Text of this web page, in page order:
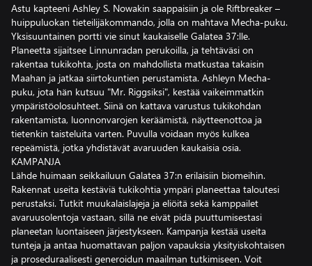
Astu kapteeni Ashley S. Nowakin saappaisiin ja ole Riftbreaker –
huippuluokan tieteilijäkommando, jolla on mahtava Mecha-puku.
Yksisuuntainen portti vie sinut kaukaiselle Galatea 37:lle.
Planeetta sijaitsee Linnunradan perukoilla, ja tehtäväsi on
rakentaa tukikohta, josta on mahdollista matkustaa takaisin
Maahan ja jatkaa siirtokuntien perustamista. Ashleyn Mecha-
puku, jota hän kutsuu "Mr. Riggsiksi", kestää vaikeimmatkin
ympäristöolosuhteet. Siinä on kattava varustus tukikohdan
rakentamista, luonnonvarojen keräämistä, näytteenottoa ja
tietenkin taisteluita varten. Puvulla voidaan myös kulkea
repeämistä, jotka yhdistävät avaruuden kaukaisia osia.
KAMPANJA
Lähde huimaan seikkailuun Galatea 37:n erilaisiin biomeihin.
Rakennat useita kestäviä tukikohtia ympäri planeettaa taloutesi
perustaksi. Tutkit muukalaislajeja ja eliöitä sekä kamppailet
avaruusolentoja vastaan, sillä ne eivät pidä puuttumisestasi
planeetan luontaiseen järjestykseen. Kampanja kestää useita
tunteja ja antaa huomattavan paljon vapauksia yksityiskohtaisen
ja proseduraalisesti generoidun maailman tutkimiseen. Voit